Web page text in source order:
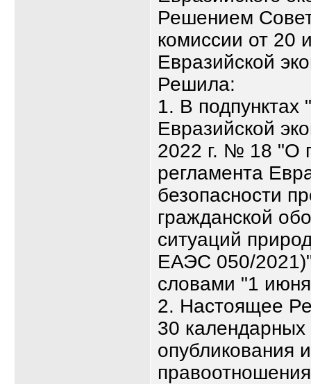
Решением
комиссии от 20
Евразийской
Решила:
1. В подпунктах
Евразийской
2022 г. № 18 "О
регламента
безопасности
гражданской
ситуаций
ЕАЭС 050/
словами "1
2. Настоящее
30
опубликования